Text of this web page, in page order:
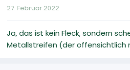
27. Februar 2022
Ja, das ist kein Fleck, sondern
Metallstreifen (der offensichtlich